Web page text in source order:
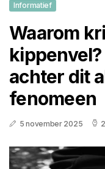
Informatief
Waarom
achter dit
fenomeen
5 november 2025